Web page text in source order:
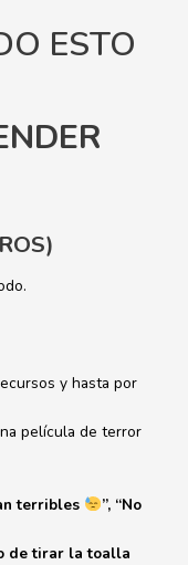
ESTO
y hasta por
película de terror
terribles
”, “No
de tirar la toalla